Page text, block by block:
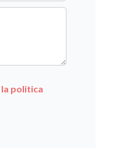
la politica